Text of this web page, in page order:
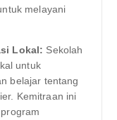
melayani
Lokal: Sekolah
untuk
belajar tentang
Kemitraan ini